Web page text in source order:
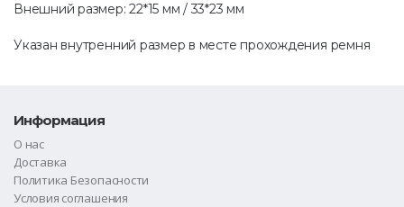
Внешний размер: 22*15 мм / 33*23 мм
Указан внутренний размер в месте прохождения ремня
Информация
О нас
Доставка
Политика Безопасности
Условия соглашения